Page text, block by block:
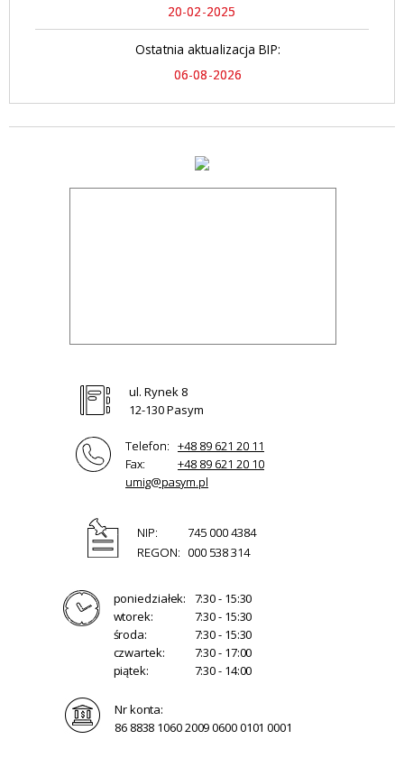
20-02-2025
Ostatnia aktualizacja BIP:
06-08-2026
ul. Rynek 8
12-130 Pasym
Telefon: +48 89 621 20 11
Fax:
+48 89 621 20 10
umig@pasym.pl
NIP:
745 000 4384
REGON: 000 538 314
poniedziałek:
7:30 - 15:30
wtorek:
7:30 - 15:30
środa:
7:30 - 15:30
czwartek:
7:30 - 17:00
piątek:
7:30 - 14:00
Nr konta:
86 8838 1060 2009 0600 0101 0001